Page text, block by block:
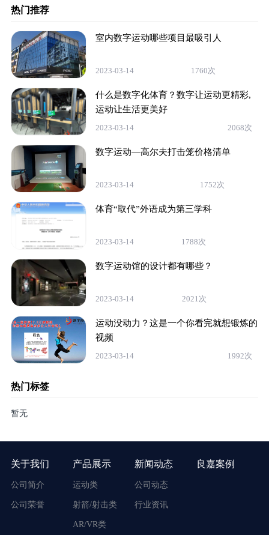
热门推荐
室内数字运动哪些项目最吸引人
2023-03-14 1760次
什么是数字化体育？数字让运动更精彩,
运动让生活更美好
2023-03-14 2068次
数字运动—高尔夫打击笼价格清单
2023-03-14 1752次
体育“取代”外语成为第三学科
2023-03-14 1788次
数字运动馆的设计都有哪些？
2023-03-14 2021次
运动没动力？这是一个你看完就想锻炼的
视频
2023-03-14 1992次
热门标签
暂无
关于我们
公司简介
公司荣誉
产品展示
运动类
射箭/射击类
AR/VR类
新闻动态
公司动态
行业资讯
良嘉案例